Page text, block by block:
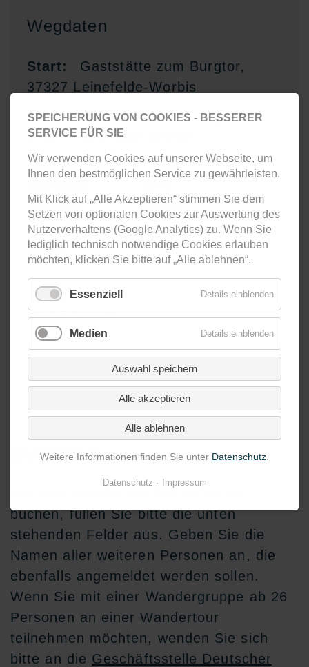
Wegdaten
Start:
Gaststätte zum Burgtor,
37327 Leinefelde-Worbis
Ziel:
Gaststätte zum Burgtor,
37327 Leinefelde-Worbis
Schwierigkeit:
mittel
Abstieg:
100m
Strecke:
9,74km
Dauer:
2 Std. 30 Min.
Höhenprofil
Buchung
buchen, füllen Sie bitte die unten
stehenden Felder aus. Geben Sie die
Namen aller weiteren Personen an, die
ebenfalls angemeldet werden sollen.
Wenn Sie mit einer Wandergruppe ab 26
Personen an einer Wandertour
teilnehmen möchten, wenden Sie sich
bitte an die Geschäftsstelle Deutscher
SPEICHERUNG VON COOKIES - BESSERER
SERVICE FÜR SIE
Wir verwenden Cookies auf unserer Webseite, um
Ihnen den bestmöglichen Service zu gewährleisten.
Mit Klick auf „Alle Akzeptieren“ stimmen Sie dem
Setzen von optionalen Cookies zur Auswertung des
Nutzerverhaltens (Google Analytics) zu. Wenn Sie
lediglich technisch notwendige Cookies erlauben
möchten, klicken Sie bitte auf „Alle ablehnen“.
Essenziell Details einblenden
Medien Details einblenden
Auswahl speichern
Alle akzeptieren
Alle ablehnen
Weitere Informationen finden Sie unter Datenschutz
Datenschutz Impressum